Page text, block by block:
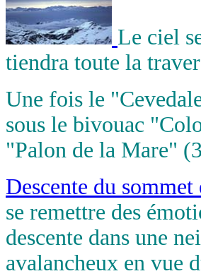
Le ciel
tiendra toute la
Une fois le
sous le bivouac
"Palon de la Mare"
Descente du sommet
se remettre des
descente dans une
avalancheux en vue